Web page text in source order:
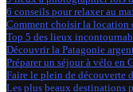
6 conseils pour relaxer au
Comment choisir la location
Top 5 des lieux
Découvrir la Patagonie
Préparer un séjour à vélo en
Faire le plein de découverte
Les plus beaux destinations